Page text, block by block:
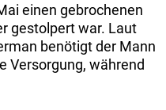
einen gebrochenen
gestolpert war. Laut
benötigt der Mann
Versorgung, während